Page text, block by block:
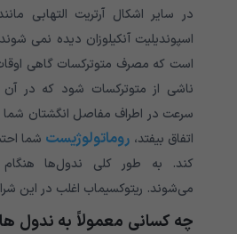
در سایر اشکال آرتریت التهابی
اسپوندیلیت آنکیلوزان دیده نمی
است که مصرف متوترکسات گاهی
ناشی از متوترکسات شود که در آن
سرعت در اطراف مفاصل انگشتان شما
اتفاق بیفتد، روماتولوژیست شما
کند. به طور کلی ندول‌ها هنگام
می‌شوند. ریتوکسیماب اغلب در این
چه کسانی معمولاً به ندول